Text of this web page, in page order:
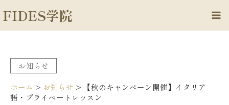
容
を
FIDES学院
お知らせ
ホーム > お知らせ >
【秋のキャンペーン開催】イタリア
語・プライベートレッスン